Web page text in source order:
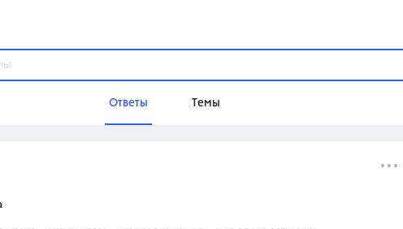
Ответы Темы